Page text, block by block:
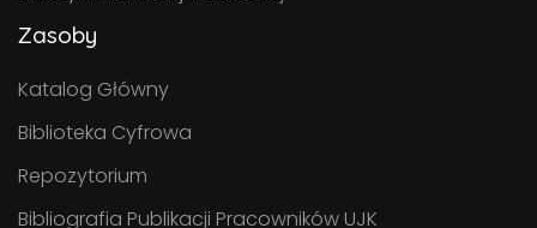
Zasoby
Katalog Główny
Biblioteka Cyfrowa
Repozytorium
Bibliografia Publikacji Pracowników UJK